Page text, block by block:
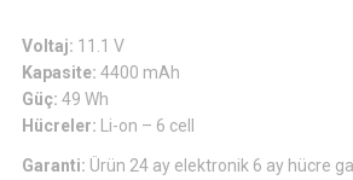
Voltaj: 11.1 V
Kapasite: 4400 mAh
Güç: 49 Wh
Hücreler:
Li-on – 6 cell
Garanti: Ürün 24 ay elektronik 6 ay hücre